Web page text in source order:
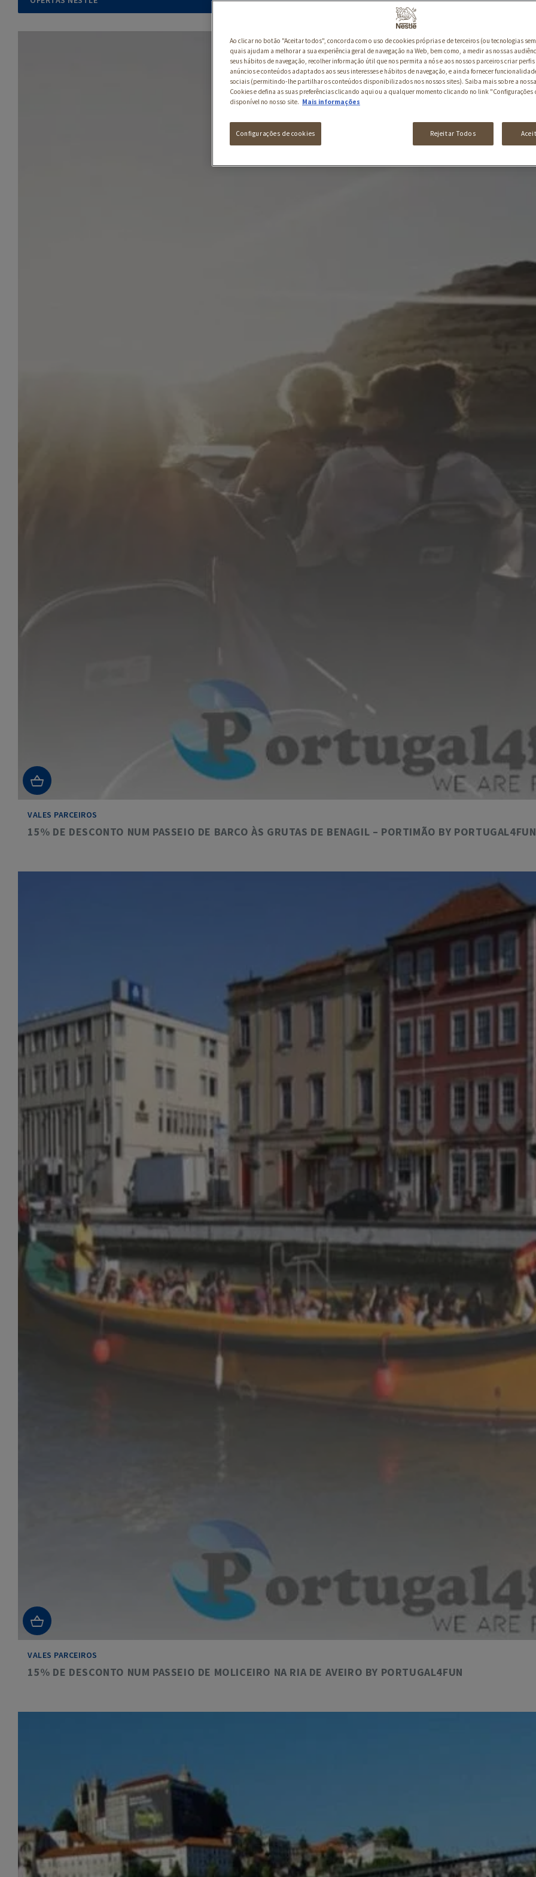
VALES PARCEIROS
15% DE DESCONTO NUM PASSEIO DE BARCO ÀS GRUTAS DE BENAGIL – PORTIMÃO BY PORTUGAL4FUN
VALES PARCEIROS
15% DE DESCONTO NUM PASSEIO DE MOLICEIRO NA RIA DE AVEIRO BY PORTUGAL4FUN
Ao clicar no botão "Aceitar todos", concorda com o uso de cookies próprias e de terceiros (ou tecnologias
quais ajudam a melhorar a sua experiência geral de navegação na Web, bem como, a medir as nossas
seus hábitos de navegação, recolher informação útil que nos permita a nós e aos nossos parceiros criar perfis
anúncios e conteúdos adaptados aos seus interesses e hábitos de navegação, e ainda fornecer
sociais (permitindo-lhe partilhar os conteúdos disponibilizados nos nossos sites). Saiba mais sobre a
Cookies e defina as suas preferências clicando aqui ou a qualquer momento clicando no link "Configurações
disponível no nosso site. Mais informações
Rejeitar Todos
Configurações de cookies